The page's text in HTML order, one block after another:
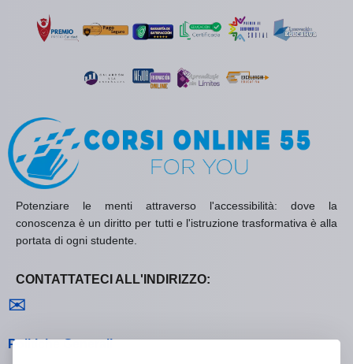
Potenziare le menti attraverso l'accessibilità: dove la
conoscenza è un diritto per tutti e l'istruzione trasformativa è alla
portata di ogni studente.
CONTATTATECI ALL'INDIRIZZO:
✉
Politiche Generali